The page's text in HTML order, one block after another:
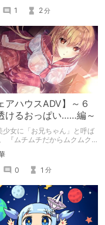
1 2分
アハウスADV】～６
けるおっぱい……編～
少女に「お兄ちゃん」と呼ば
『ムチムチだからムクムク
なじみとの過ごし方～』
0 1 分